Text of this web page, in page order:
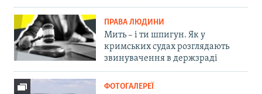
ПРАВА ЛЮДИНИ
Мить – і ти шпигун. Як у
кримських судах розглядають
звинувачення в держзраді
ФОТОГАЛЕРЕЇ